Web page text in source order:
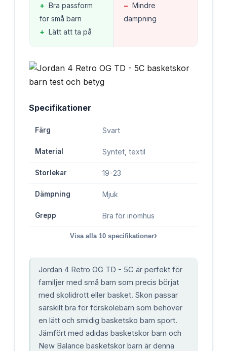
+ Bra passform
för små barn
+ Lätt att ta på
− Mindre
dämpning
Specifikationer
Färg Svart
Material Syntet, textil
Storlekar 19-23
Dämpning Mjuk
Grepp Bra för inomhus
Visa alla 10 specifikationer›
Jordan 4 Retro OG TD - 5C är perfekt för
familjer med små barn som precis börjat
med skolidrott eller basket. Skon passar
särskilt bra för förskolebarn som behöver
en lätt och smidig basketsko barn sport.
Jämfört med adidas basketskor barn och
New Balance basketskor barn är denna